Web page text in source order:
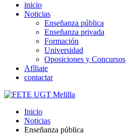
inicio
Noticias
Enseñanza pública
Enseñanza privada
Formación
Universidad
Oposiciones y Concursos
Afíliate
contactar
Inicio
Noticias
Enseñanza pública